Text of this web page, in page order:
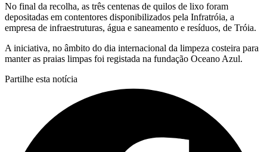
No final da recolha, as três centenas de quilos de lixo foram
depositadas em contentores disponibilizados pela Infratróia, a
empresa de infraestruturas, água e saneamento e resíduos, de Tróia.
A iniciativa, no âmbito do dia internacional da limpeza costeira para
manter as praias limpas foi registada na fundação Oceano Azul.
Partilhe esta notícia